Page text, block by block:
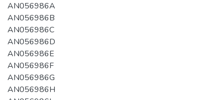
AN056986A
AN056986B
AN056986C
AN056986D
AN056986E
AN056986F
AN056986G
AN056986H